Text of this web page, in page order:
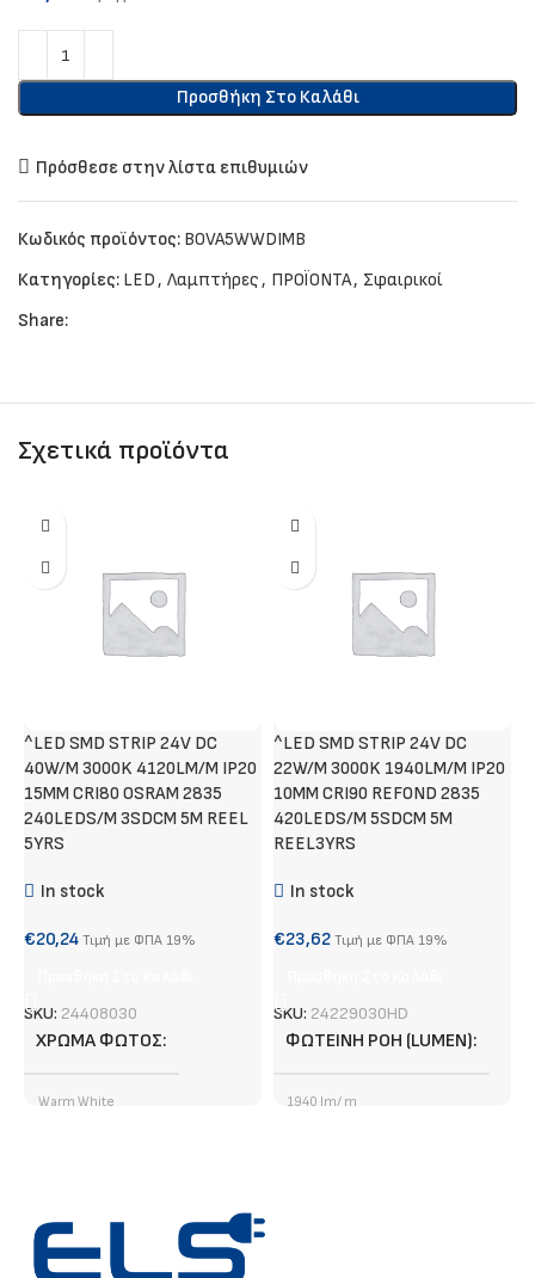
Προσθήκη Στο Καλάθι
Πρόσθεσε στην λίστα επιθυμιών
Κωδικός προϊόντος: BOVA5WWDIMB
Κατηγορίες: LED, Λαμπτήρες, ΠΡΟΪΟΝΤΑ, Σφαιρικοί
Share:
Σχετικά προϊόντα
^LED SMD STRIP 24V DC
40W/M 3000K 4120LM/M IP20
15MM CRI80 OSRAM 2835
240LEDS/M 3SDCM 5M REEL
5YRS
In stock
€20,24 Τιμή με ΦΠΑ 19%
SKU: 24408030
ΧΡΏΜΑ ΦΩΤΌΣ
Warm White
ΦΩΤΕΙΝΉ ΡΟΉ (LUMEN)
^LED SMD STRIP 24V DC
22W/M 3000K 1940LM/M IP20
10MM CRI90 REFOND 2835
420LEDS/M 5SDCM 5M
REEL3YRS
In stock
€23,62 Τιμή με ΦΠΑ 19%
SKU: 24229030HD
ΦΩΤΕΙΝΉ ΡΟΉ (LUMEN)
1940 lm/ m